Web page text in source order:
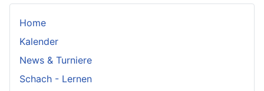
Home
Kalender
News & Turniere
Schach - Lernen